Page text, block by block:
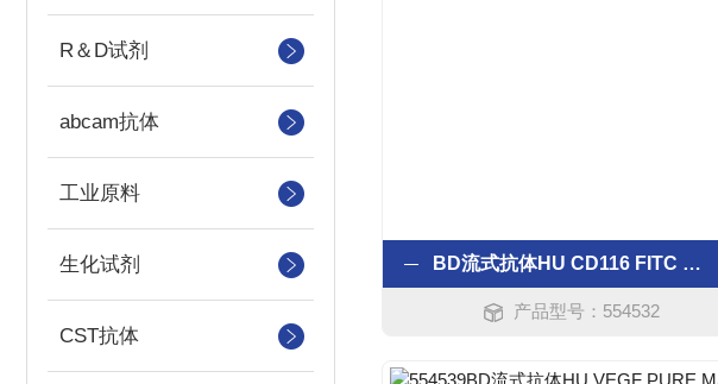
R＆D试剂
abcam抗体
工业原料
生化试剂
CST抗体
BD流式抗体HU CD116 FITC MAB 0.2MG M5D12
产品型号：554532